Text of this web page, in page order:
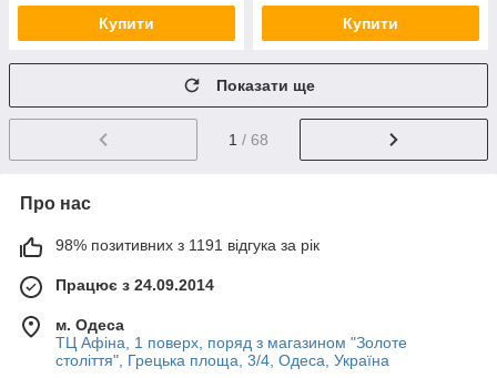
Купити Купити
Показати ще
1 / 68
Про нас
98% позитивних з 1191 відгука за рік
Працює з 24.09.2014
м. Одеса
ТЦ Афіна, 1 поверх, поряд з магазином "Золоте
століття", Грецька площа, 3/4, Одеса, Україна